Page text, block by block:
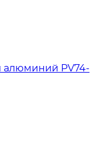
алюминий PV74-